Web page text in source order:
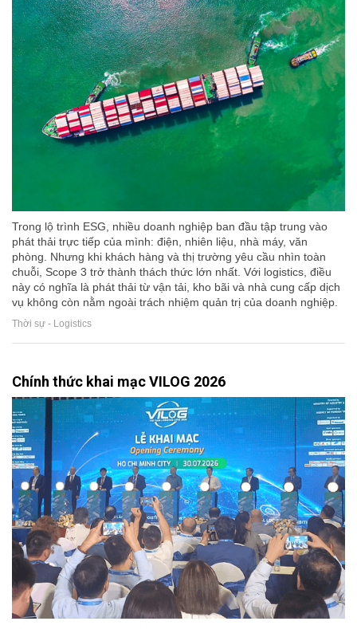
Trong lộ trình ESG, nhiều doanh nghiệp ban đầu tập trung vào
phát thải trực tiếp của mình: điện, nhiên liệu, nhà máy, văn
phòng. Nhưng khi khách hàng và thị trường yêu cầu nhìn toàn
chuỗi, Scope 3 trở thành thách thức lớn nhất. Với logistics, điều
này có nghĩa là phát thải từ vận tải, kho bãi và nhà cung cấp dịch
vụ không còn nằm ngoài trách nhiệm quản trị của doanh nghiệp.
Thời sự - Logistics
Chính thức khai mạc VILOG 2026